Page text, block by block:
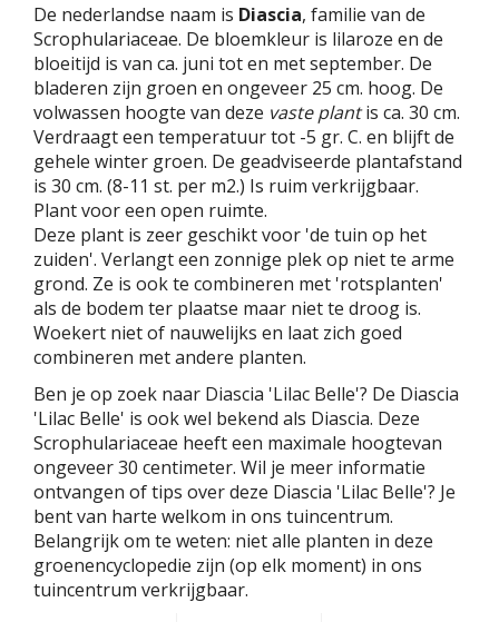
De nederlandse naam is Diascia, familie van de
Scrophulariaceae. De bloemkleur is lilaroze en de
bloeitijd is van ca. juni tot en met september. De
bladeren zijn groen en ongeveer 25 cm. hoog. De
volwassen hoogte van deze vaste plantis ca. 30 cm.
Verdraagt een temperatuur tot -5 gr. C. en blijft de
gehele winter groen. De geadviseerde plantafstand
is 30 cm. (8-11 st. per m2.) Is ruim verkrijgbaar.
Plant voor een open ruimte.
Deze plant is zeer geschikt voor 'de tuin op het
zuiden'. Verlangt een zonnige plek op niet te arme
grond. Ze is ook te combineren met 'rotsplanten'
als de bodem ter plaatse maar niet te droog is.
Woekert niet of nauwelijks en laat zich goed
combineren met andere planten.
Ben je op zoek naar Diascia 'Lilac Belle'? De Diascia
'Lilac Belle' is ook wel bekend als Diascia. Deze
Scrophulariaceae heeft een maximale hoogtevan
ongeveer 30 centimeter. Wil je meer informatie
ontvangen of tips over deze Diascia 'Lilac Belle'? Je
bent van harte welkom in ons tuincentrum.
Belangrijk om te weten: niet alle planten in deze
groenencyclopedie zijn (op elk moment) in ons
tuincentrum verkrijgbaar.